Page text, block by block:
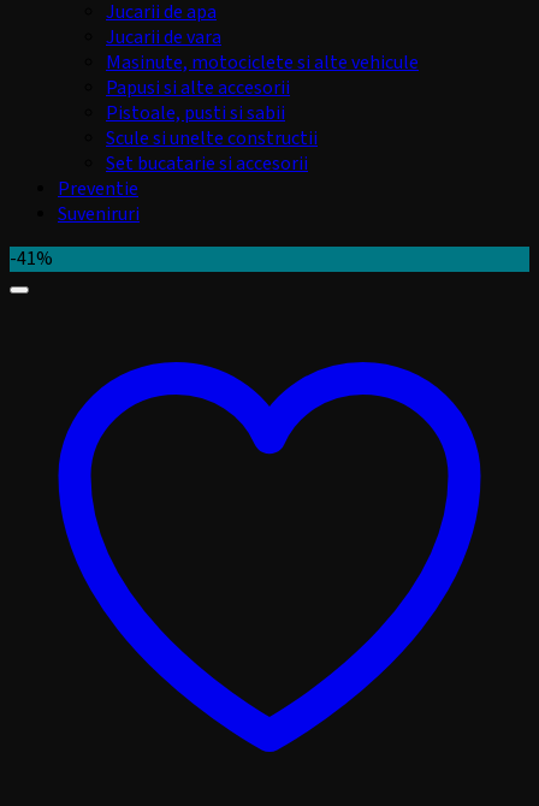
Jucarii de apa
Jucarii de vara
Masinute, motociclete si alte vehicule
Papusi si alte accesorii
Pistoale, pusti si sabii
Scule si unelte constructii
Set bucatarie si accesorii
Preventie
Suveniruri
-41%